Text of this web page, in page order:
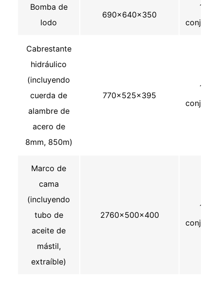
Bomba de
lodo
690×640×350
1
conjunto
Cabrestante
hidráulico
(incluyendo
cuerda de
alambre de
acero de
8mm, 850m)
770×525×395
1
conjunto
Marco de
cama
(incluyendo
tubo de
aceite de
mástil,
extraíble)
2760×500×400
1
conjunto